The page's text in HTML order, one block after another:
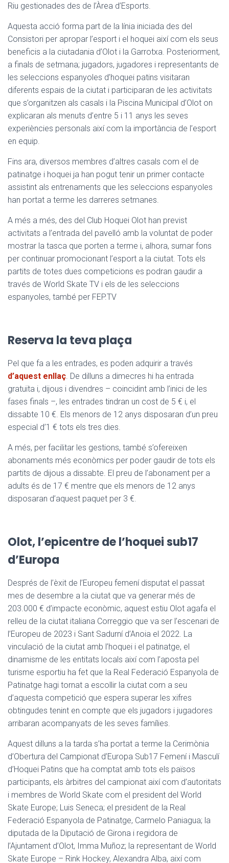
Riu gestionades des de l’Àrea d’Esports.
Aquesta acció forma part de la línia iniciada des del
Consistori per apropar l’esport i el hoquei així com els seus
beneficis a la ciutadania d’Olot i la Garrotxa. Posteriorment,
a finals de setmana; jugadors, jugadores i representants de
les seleccions espanyoles d’hoquei patins visitaran
diferents espais de la ciutat i participaran de les activitats
que s’organitzen als casals i la Piscina Municipal d’Olot on
explicaran als menuts d’entre 5 i 11 anys les seves
experiències personals així com la importància de l’esport
en equip.
Fins ara, diversos membres d’altres casals com el de
patinatge i hoquei ja han pogut tenir un primer contacte
assistint als entrenaments que les seleccions espanyoles
han portat a terme les darreres setmanes.
A més a més, des del Club Hoquei Olot han previst
activitats a l’entrada del pavelló amb la voluntat de poder
mostrar la tasca que porten a terme i, alhora, sumar fons
per continuar promocionant l’esport a la ciutat. Tots els
partits de totes dues competicions es podran gaudir a
través de World Skate TV i els de les seleccions
espanyoles, també per FEP.TV
Reserva la teva plaça
Pel que fa a les entrades, es poden adquirir a través
d’aquest enllaç. De dilluns a dimecres hi ha entrada
gratuïta i, dijous i divendres – coincidint amb l’inici de les
fases finals –, les entrades tindran un cost de 5 € i, el
dissabte 10 €. Els menors de 12 anys disposaran d’un preu
especial d’1 € tots els tres dies.
A més, per facilitar les gestions, també s’ofereixen
abonaments més econòmics per poder gaudir de tots els
partits de dijous a dissabte. El preu de l’abonament per a
adults és de 17 € mentre que els menors de 12 anys
disposaran d’aquest paquet per 3 €.
Olot, l’epicentre de l’hoquei sub17
d’Europa
Després de l’èxit de l’Europeu femení disputat el passat
mes de desembre a la ciutat que va generar més de
203.000 € d’impacte econòmic, aquest estiu Olot agafa el
relleu de la ciutat italiana Correggio que va ser l’escenari de
l’Europeu de 2023 i Sant Sadurní d’Anoia el 2022. La
vinculació de la ciutat amb l’hoquei i el patinatge, el
dinamisme de les entitats locals així com l’aposta pel
turisme esportiu ha fet que la Real Federació Espanyola de
Patinatge hagi tornat a escollir la ciutat com a seu
d’aquesta competició que espera superar les xifres
obtingudes tenint en compte que els jugadors i jugadores
arribaran acompanyats de les seves famílies.
Aquest dilluns a la tarda s’ha portat a terme la Cerimònia
d’Obertura del Campionat d’Europa Sub17 Femení i Masculí
d’Hoquei Patins que ha comptat amb tots els països
participants, els àrbitres del campionat així com d’autoritats
i membres de World Skate com el president del World
Skate Europe; Luis Seneca; el president de la Real
Federació Espanyola de Patinatge, Carmelo Paniagua; la
diputada de la Diputació de Girona i regidora de
l’Ajuntament d’Olot, Imma Muñoz; la representant de World
Skate Europe – Rink Hockey, Alexandra Alba, així com